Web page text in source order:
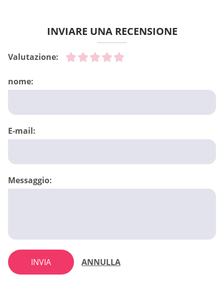
INVIARE UNA RECENSIONE
Valutazione:
nome:
E-mail:
Messaggio:
INVIA ANNULLA